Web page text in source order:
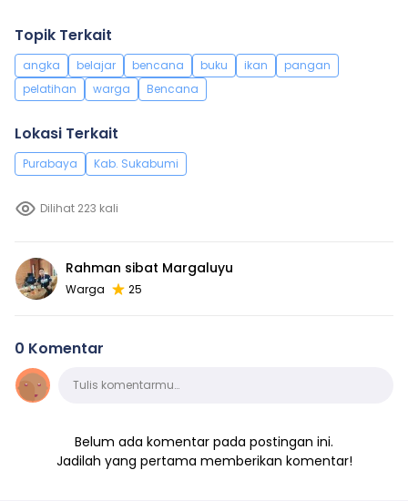
Topik Terkait
angka belajar bencana buku ikan
pangan
pelatihan
warga Bencana
Lokasi Terkait
Purabaya Kab. Sukabumi
Dilihat 223 kali
Rahman sibat Margaluyu
Warga 25
0 Komentar
KomentarTulis komentarmu…
Belum ada komentar pada postingan ini.
Jadilah yang pertama memberikan komentar!